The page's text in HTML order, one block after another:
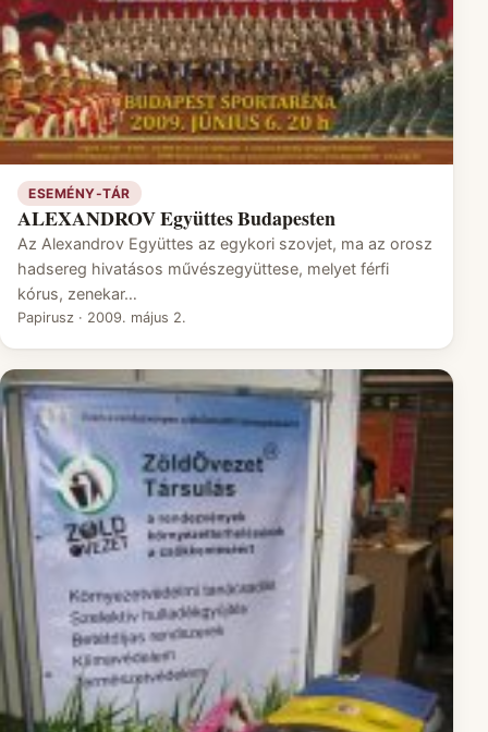
ESEMÉNY-TÁR
ALEXANDROV Együttes Budapesten
Az Alexandrov Együttes az egykori szovjet, ma az orosz
hadsereg hivatásos művészegyüttese, melyet férfi
kórus, zenekar…
Papirusz · 2009. május 2.